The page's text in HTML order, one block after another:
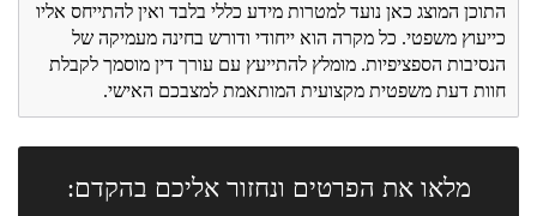
התוכן המוצג כאן נועד למטרות מידע כללי בלבד ואין להתייחס אליו
כייעוץ משפטי. כל מקרה הוא ייחודי ודורש בחינה מעמיקה של
הנסיבות הספציפיות. מומלץ להתייעץ עם עורך דין מוסמך לקבלת
חוות דעת משפטית מקצועית המותאמת למצבכם האישי.
מלאו את הפרטים ונחזור אליכם בהקדם: